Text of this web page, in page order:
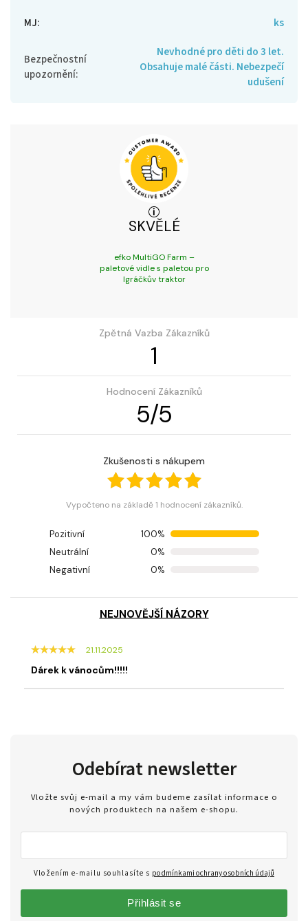
MJ: ks
Bezpečnostní
upozornění:
Nevhodné pro děti do 3 let.
Obsahuje malé části. Nebezpečí
udušení
SKVĚLÉ
efko MultiGO Farm –
paletové vidle s paletou pro
Igráčkův traktor
Zpětná Vazba Zákazníků
1
Hodnocení Zákazníků
5/5
Zkušenosti s nákupem
Vypočteno na základě 1 hodnocení zákazníků.
Pozitivní
100%
Neutrální
0%
Negativní
0%
NEJNOVĚJŠÍ NÁZORY
21.11.2025
Dárek k vánocům!!!!!
Odebírat newsletter
Vložte svůj e-mail a my vám budeme zasílat informace o
nových produktech na našem e-shopu.
Vložením e-mailu souhlasíte s podmínkami ochrany osobních údajů
Přihlásit se